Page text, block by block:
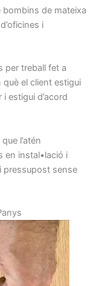
bombins de mateixa
d’oficines i
per treball fet a
què el client estigui
i estigui d’acord
que l’atén
en instal•lació i
pressupost sense